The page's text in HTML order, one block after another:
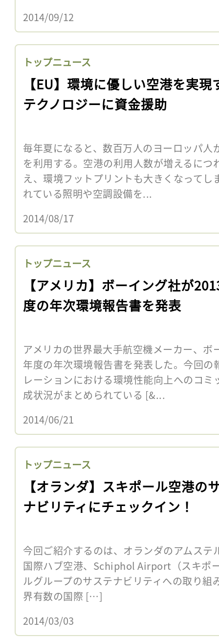
2014/09/12
トップニュース
【EU】環境に優しい空港を実現
テクノロジーに資金援助
毎年夏になると、数百万人のヨーロッパ人
を利用する。空港の利用人数が増えるにつ
え、環境フットプリントも大きくなってし
れている照明や空調設備を...
2014/08/17
トップニュース
【アメリカ】ボーイング社が
度の年次環境報告書を発表
アメリカの世界最大手航空機メーカー、
年度の年次環境報告書を発表した。今回
レーションにおける環境性能向上へのコ
成状況がまとめられている [&...
2014/06/21
トップニュース
【オランダ】スキポール空港の
ナビリティにチェックイン！
今回ご紹介するのは、オランダのアムステ
国際ハブ空港、Schiphol Airport（スキポ
ルグループのサステナビリティへの取り組
界有数の国際 […]
2014/03/03